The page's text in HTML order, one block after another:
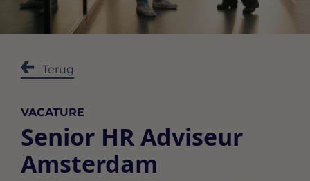
Terug
VACATURE
Senior HR Adviseur
Amsterdam